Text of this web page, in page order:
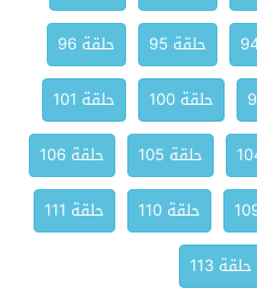
حلقة 95
حلقة 96
حلقة 100
حلقة 101
حلقة 105
حلقة 106
حلقة 110
حلقة 111
حلقة 113